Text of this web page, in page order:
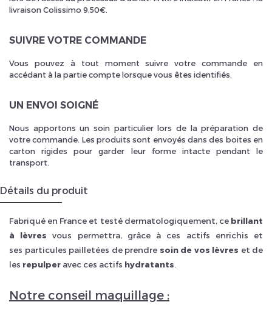
livraison Colissimo 9,50€.
SUIVRE VOTRE COMMANDE
Vous pouvez à tout moment suivre votre commande en
accédant à la partie compte lorsque vous êtes identifiés.
UN ENVOI SOIGNÉ
Nous apportons un soin particulier lors de la préparation de
votre commande. Les produits sont envoyés dans des boites en
carton rigides pour garder leur forme intacte pendant le
transport.
Détails du produit
Fabriqué en France et testé dermatologiquement, ce brillant
à lèvres vous permettra, grâce à ces actifs enrichis et
ses particules pailletées de prendre soin de vos lèvres et de
les repulper avec ces actifs hydratants.
Notre conseil maquillage :